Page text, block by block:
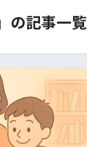
の記事一覧